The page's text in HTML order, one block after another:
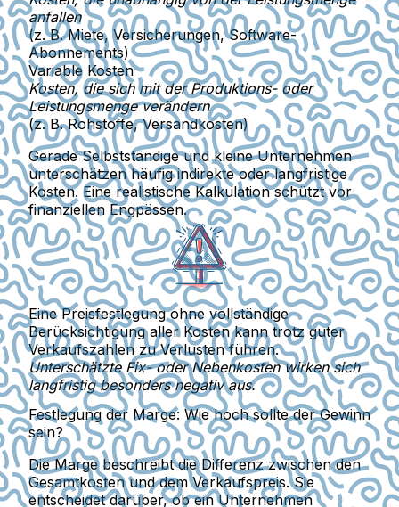
anfallen
(z. B. Miete, Versicherungen, Software-
Abonnements)
Variable Kosten
Kosten, die sich mit der Produktions- oder
Leistungsmenge verändern
(z. B. Rohstoffe, Versandkosten)
Gerade Selbstständige und kleine Unternehmen
unterschätzen häufig indirekte oder langfristige
Kosten. Eine realistische Kalkulation schützt vor
finanziellen Engpässen.
Eine Preisfestlegung ohne vollständige
Berücksichtigung aller Kosten kann trotz guter
Verkaufszahlen zu Verlusten führen.
Unterschätzte Fix- oder Nebenkosten wirken sich
langfristig besonders negativ aus.
Festlegung der Marge: Wie hoch sollte der Gewinn
sein?
DieMargebeschreibt die Differenz zwischen den
Gesamtkosten und dem Verkaufspreis. Sie
entscheidet darüber, ob ein Unternehmen